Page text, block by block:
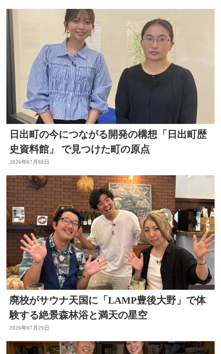
日出町の今につながる開発の構想「日出町歴
史資料館」 で見つけた町の原点
2026年07月08日
廃校がサウナ天国に「LAMP豊後大野」で体
験する絶景森林浴と満天の星空
2026年07月29日